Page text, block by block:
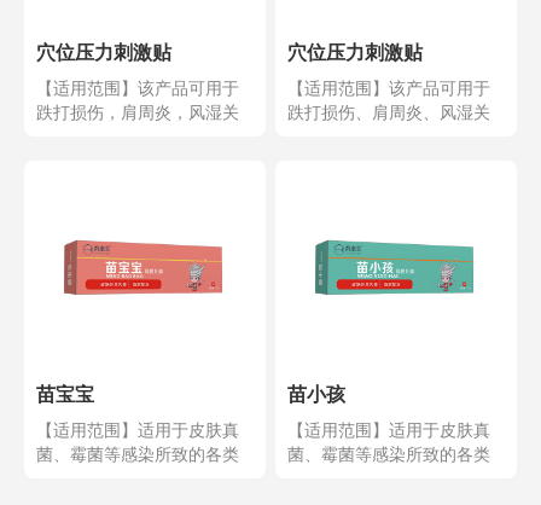
穴位压力刺激贴
【适用范围】该产品可用于
跌打损伤，肩周炎，风湿关
穴位压力刺激贴
【适用范围】该产品可用于
跌打损伤、肩周炎、风湿关
苗宝宝
【适用范围】适用于皮肤真
菌、霉菌等感染所致的各类
苗小孩
【适用范围】适用于皮肤真
菌、霉菌等感染所致的各类